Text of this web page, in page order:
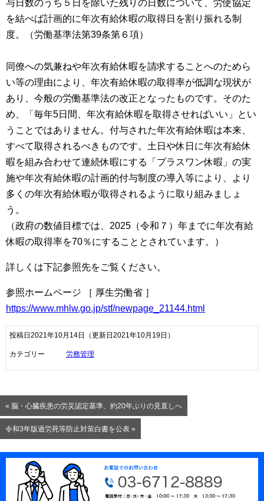
与日数のうち５日を除いた残りの日数について、労使協定
を結べば計画的に年次有給休暇の取得日を割り振れる制
度。（労働基準法第39条第６項）
同僚への気兼ねや年次有給休暇を請求することへのためら
い等の理由により、年次有給休暇の取得率が低調な現状が
あり、今般の労働基準法の改正となったものです。そのた
め、「毎年5日間、年次有給休暇を取得させればいい」とい
うことではありません。付与された年次有給休暇は本来、
すべて取得されるべきものです。土日や休日に年次有給休
暇を組み合わせて連続休暇にする「プラスワン休暇」の実
施や年次有給休暇の計画的付与制度の導入等により、より
多くの年次有給休暇が取得されるように取り組みましょ
う。
（政府の数値目標では、2025（令和７）年までに年次有給
休暇の取得率を70％にすることとされています。）
詳しくは下記参照先をご覧ください。
参照ホームページ ［ 厚生労働省 ］
https://www.mhlw.go.jp/stf/newpage_21144.html
投稿日2021年10月14日 （更新日2021年10月19日）
カテゴリー 労務管理
« 脳・心臓疾患の労災認定基準、約20年ぶりの見直しへ
令和3年版過労死等防止対策白書を公表 »